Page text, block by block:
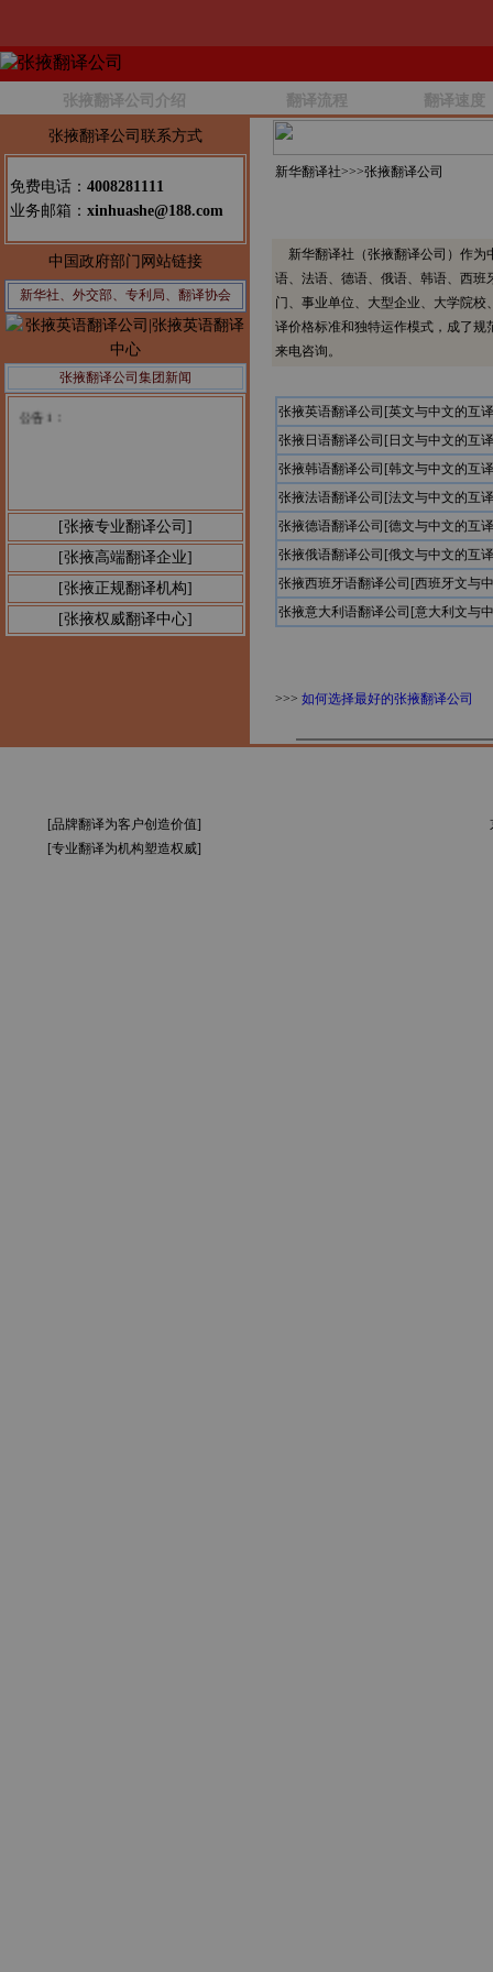
张掖翻译公司介绍 翻译流程 翻译速度
张掖翻译公司联系方式
免费电话： 4008281111
业务邮箱： xinhuashe@188.com
中国政府部门网站链接
新华社、外交部、专利局、翻译协会
张掖翻译公司集团新闻
公告1：
[张掖专业翻译公司]
[张掖高端翻译企业]
[张掖正规翻译机构]
[张掖权威翻译中心]
新华翻译社>>>张掖翻译公司
新华翻译社（张掖翻译公司）作为
语、法语、德语、俄语、韩语、西
门、事业单位、大型企业、大学院
译价格标准和独特运作模式，成了
来电咨询。
张掖英语翻译公司[英文与中文的互
张掖日语翻译公司[日文与中文的互
张掖韩语翻译公司[韩文与中文的互
张掖法语翻译公司[法文与中文的互
张掖德语翻译公司[德文与中文的互
张掖俄语翻译公司[俄文与中文的互
张掖西班牙语翻译公司[西班牙文与
张掖意大利语翻译公司[意大利文与
>>> 如何选择最好的张掖翻译公司
[品牌翻译为客户创造价值]
[专业翻译为机构塑造权威]